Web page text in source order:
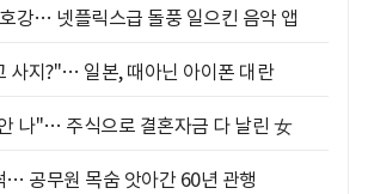
강… 넷플릭스급 돌풍 일으킨 음악 앱
사지?"… 일본, 때아닌 아이폰 대란
나"… 주식으로 결혼자금 다 날린 女
… 공무원 목숨 앗아간 60년 관행